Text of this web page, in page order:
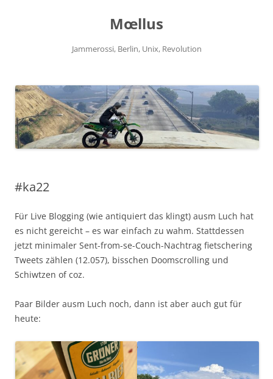
Mœllus
Jammerossi, Berlin, Unix, Revolution
#ka22
Für Live Blogging (wie antiquiert das klingt) ausm Luch hat
es nicht gereicht – es war einfach zu wahm. Stattdessen
jetzt minimaler Sent-from-se-Couch-Nachtrag fietschering
Tweets zählen (12.057), bisschen Doomscrolling und
Schiwtzen of coz.
Paar Bilder ausm Luch noch, dann ist aber auch gut für
heute: